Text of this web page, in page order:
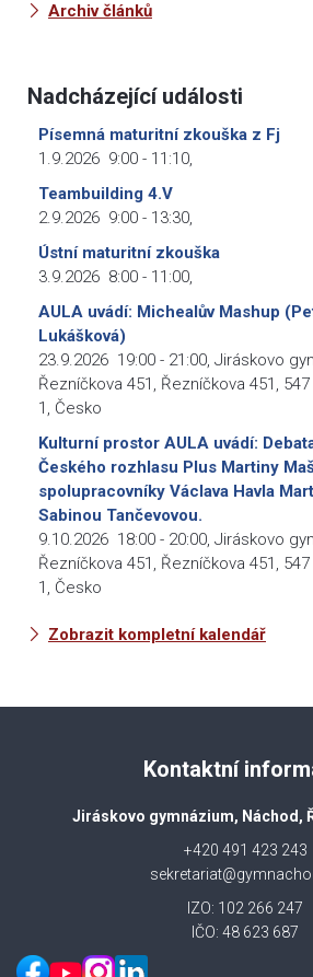
Archiv článků
Nadcházející události
Písemná maturitní zkouška z Fj
1.9.2026 9:00 - 11:10,
Teambuilding 4.V
2.9.2026 9:00 - 13:30,
Ústní maturitní zkouška
3.9.2026 8:00 - 11:00,
AULA uvádí: Michealův Mashup
Lukášková)
23.9.2026 19:00 - 21:00, Jiráskovo
Řezníčkova 451, Řezníčkova 451,
1, Česko
Kulturní prostor AULA uvádí:
Českého rozhlasu Plus Martiny
spolupracovníky Václava Havla
Sabinou Tančevovou.
9.10.2026 18:00 - 20:00, Jiráskovo
Řezníčkova 451, Řezníčkova 451,
1, Česko
Zobrazit kompletní kalendář
Kontaktní
Jiráskovo gymnázium, Náchod,
+420 491 423 243
IZO: 102 266 247
IČO: 48 623 687